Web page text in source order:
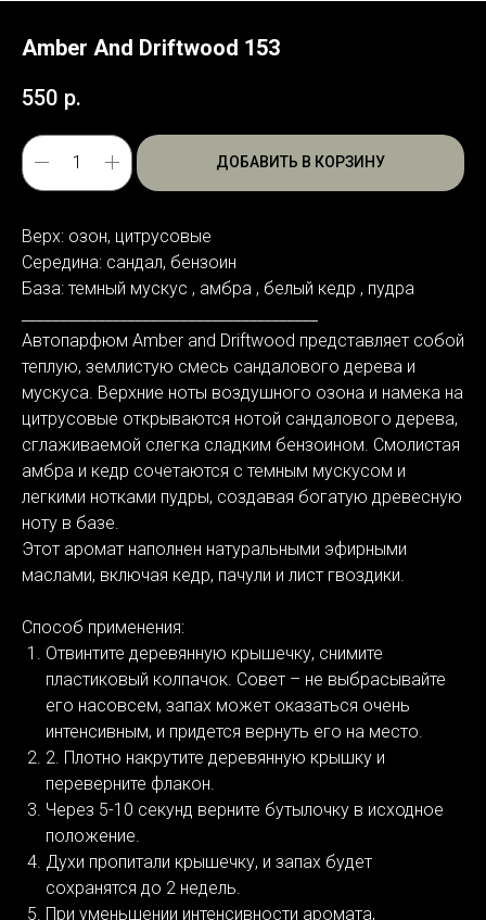
Amber And Driftwood 153
550 р.
ДОБАВИТЬ В КОРЗИНУ
Верх: озон, цитрусовые
Середина: сандал, бензоин
База: темный мускус , амбра , белый кедр , пудра
Автопарфюм Amber and Driftwood представляет собой
теплую, землистую смесь сандалового дерева и
мускуса. Верхние ноты воздушного озона и намека на
цитрусовые открываются нотой сандалового дерева,
сглаживаемой слегка сладким бензоином. Смолистая
амбра и кедр сочетаются с темным мускусом и
легкими нотками пудры, создавая богатую древесную
ноту в базе.
Этот аромат наполнен натуральными эфирными
маслами, включая кедр, пачули и лист гвоздики.
Способ применения:
Отвинтите деревянную крышечку, снимите
пластиковый колпачок. Совет – не выбрасывайте
его насовсем, запах может оказаться очень
интенсивным, и придется вернуть его на место.
2. Плотно накрутите деревянную крышку и
переверните флакон.
Через 5-10 секунд верните бутылочку в исходное
положение.
Духи пропитали крышечку, и запах будет
сохранятся до 2 недель.
При уменьшении интенсивности аромата,